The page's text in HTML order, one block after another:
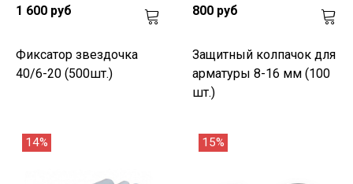
1 600 руб
Фиксатор звездочка
40/6-20 (500шт.)
800 руб
Защитный колпачок для
арматуры 8-16 мм (100
шт.)
14% 15%